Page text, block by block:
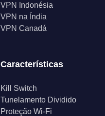
VPN Indonésia
VPN na Índia
VPN Canadá
Características
Kill Switch
Tunelamento Dividido
Proteção Wi-Fi